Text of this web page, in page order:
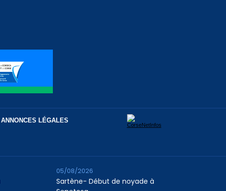
ANNONCES LÉGALES
Sartène- Début de noyade à
05/08/2026